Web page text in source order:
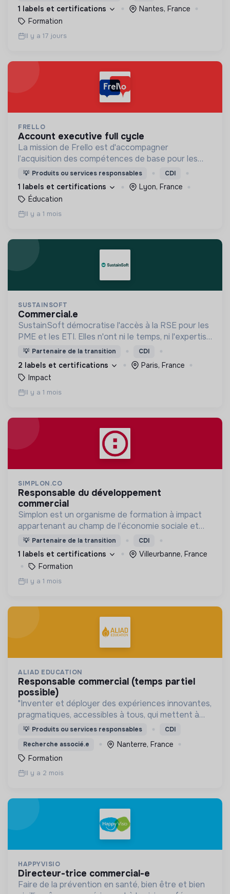
1 labels et certifications
Nantes, France
Formation
Il y a 17 jours
FRELLO
account executive full cycle
La mission de Frello est d'accompagner
l’acquisition des compétences de base pour les
plus précaires.
💡 Produits ou services responsables CDI
1 labels et certifications
Lyon, France
Éducation
Il y a 1 mois
SUSTAINSOFT
commercial.e
SustainSoft démocratise l'accès à la RSE pour les
PME et les ETI. Elles n'ont ni le temps, ni l'expertise
pour répondre aux questions RSE de leurs clients
et employés ou des réglementations (CSRD...).
💡 Partenaire de la transition CDI
2 labels et certifications
Paris, France
Impact
Il y a 1 mois
SIMPLON.CO
responsable du développement
commercial
Simplon est un organisme de formation à impact
appartenant au champ de l’économie sociale et
solidaire.
💡 Partenaire de la transition CDI
1 labels et certifications
Villeurbanne, France
Formation
Il y a 1 mois
ALIAD EDUCATION
responsable commercial (temps partiel
possible)
"Inventer et déployer des expériences innovantes,
pragmatiques, accessibles à tous, qui mettent à
profit les sciences cognitives, et la créativité pour
💡 Produits ou services responsables
CDI
Recherche associé.e
Nanterre, France
Formation
Il y a 2 mois
HAPPYVISIO
directeur-trice commercial-e
Faire de la prévention en santé, bien être et bien